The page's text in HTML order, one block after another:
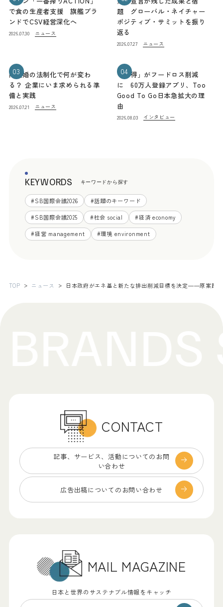
で食の生産者支援 旗艦ブラ
ンドでCSV経営深化へ
2026.07.30 ニュース
題 グローバル・ネイチャー
ポジティブ・サミットを振り
返る
2026.07.27 ニュース
03
同性婚の法制化で何が変わ
る？ 企業にいま求められる準
備と実践
2026.07.21 ニュース
04
「お得」がフードロス削減
に 60万人登録アプリ、Too
Good To Go日本急拡大の理
由
2026.08.03 インタビュー
KEYWORDS キーワードから探す
#SB国際会議2026 #話題のキーワード
#SB国際会議2025 #社会 social #経済 economy
#経営 management #環境 environment
TOP ニュース 日本政府がエネ基と新たな排出削減目標を決定――原案踏
CONTACT
記事、サービス、 活動についてのお問
い合わせ
広告出稿についての お問い合わせ
MAIL MAGAZINE
日本と世界のサステナブル情報をキャッチ